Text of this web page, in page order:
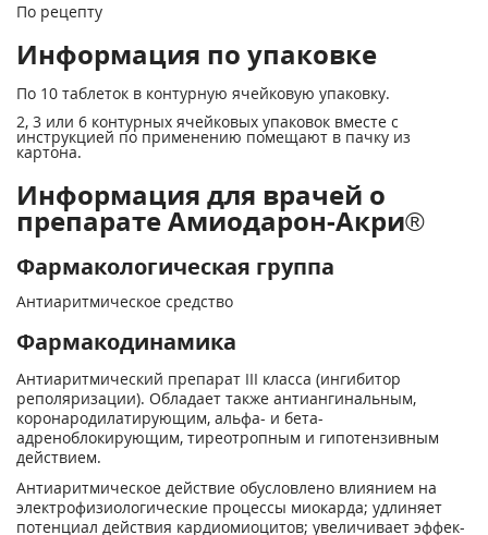
По рецепту
Информация по упаковке
По 10 таблеток в контурную ячейковую упаковку.
2, 3 или 6 контурных ячейковых упаковок вместе с
инструкцией по применению помещают в пачку из
картона.
Информация для врачей о
препарате Амиодарон-Акри®
Фармакологическая группа
Антиаритмическое средство
Фармакодинамика
Антиаритмический препарат III класса (ингибитор
реполяризации). Обладает также антиангинальным,
коронародилатирующим, альфа- и бета-
адреноблокирующим, тиреотропным и гипотензивным
действием.
Антиаритмическое действие обусловлено влиянием на
электрофизиологические процессы миокарда; удлиняет
потенциал действия кардиомиоцитов; увеличивает эффек­